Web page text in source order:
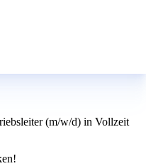
(m/w/d) in Vollzeit